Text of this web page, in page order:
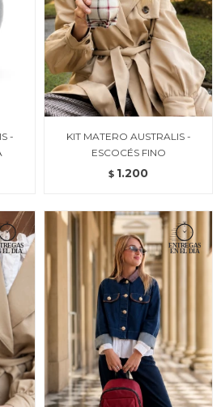
-
KIT MATERO AUSTRALIS -
ESCOCÉS FINO
$ 1.200